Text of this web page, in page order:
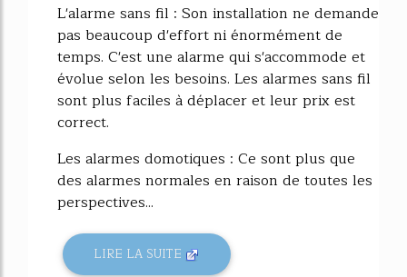
L'alarme sans fil : Son installation ne demande
pas beaucoup d'effort ni énormément de
temps. C'est une alarme qui s'accommode et
évolue selon les besoins. Les alarmes sans fil
sont plus faciles à déplacer et leur prix est
correct.
Les alarmes domotiques : Ce sont plus que
des alarmes normales en raison de toutes les
perspectives...
LIRE LA SUITE